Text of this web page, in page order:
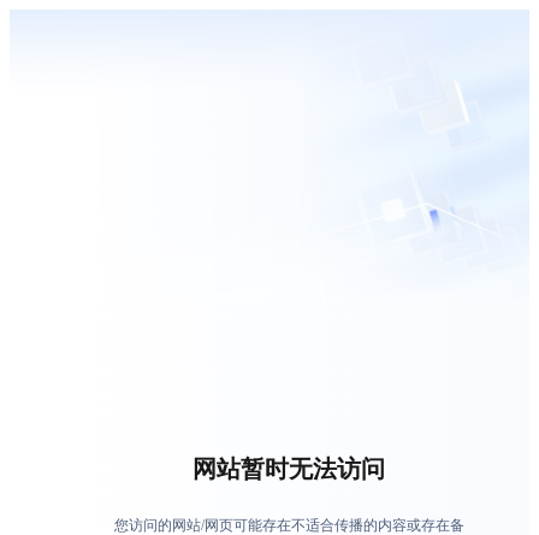
网站暂时无法访问
您访问的网站/网页可能存在不适合传播的内容或存在备